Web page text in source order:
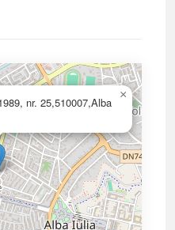
nr. 25,510007,Alba
×